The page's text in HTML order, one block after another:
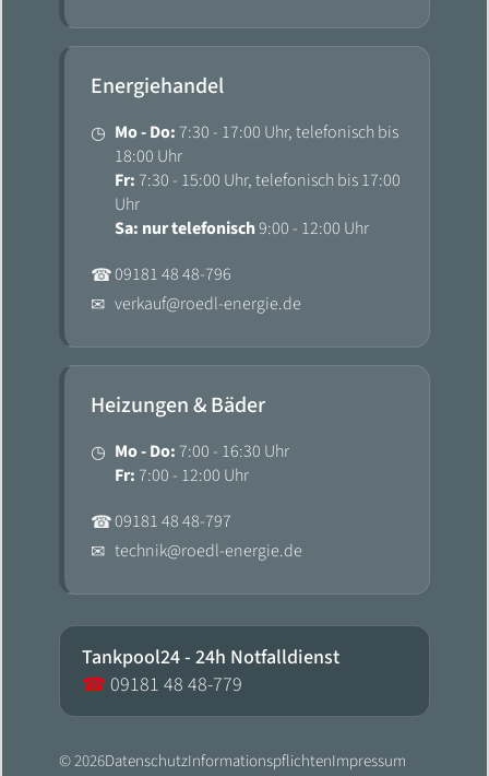
Energiehandel
◷ Mo - Do: 7:30 - 17:00 Uhr, telefonisch bis
18:00 Uhr
Fr: 7:30 - 15:00 Uhr, telefonisch bis 17:00
Uhr
Sa: nur telefonisch9:00 - 12:00 Uhr
☎09181 48 48-796
✉ verkauf@roedl-energie.de
Heizungen & Bäder
◷ Mo - Do: 7:00 - 16:30 Uhr
Fr: 7:00 - 12:00 Uhr
☎09181 48 48-797
✉ technik@roedl-energie.de
Tankpool24 - 24h Notfalldienst
☎ 09181 48 48-779
© 2026DatenschutzInformationspflichtenImpressum